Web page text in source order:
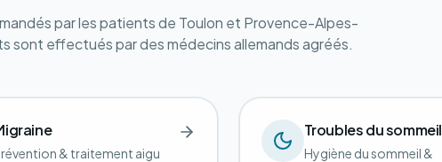
par les patients de Toulon et Provence-Alpes-
sont effectués par des médecins allemands agréés.
& traitement aigu
Troubles du sommeil
Hygiène du sommeil &